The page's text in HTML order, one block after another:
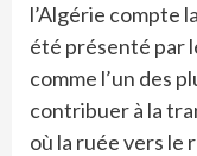
l’Algérie compte
été présenté par
comme l’un des
contribuer à la
où la ruée vers le